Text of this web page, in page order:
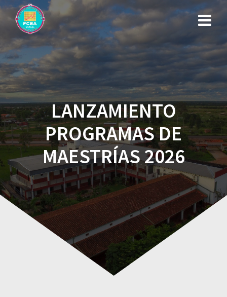
LANZAMIENTO
PROGRAMAS DE
MAESTRÍAS 2026